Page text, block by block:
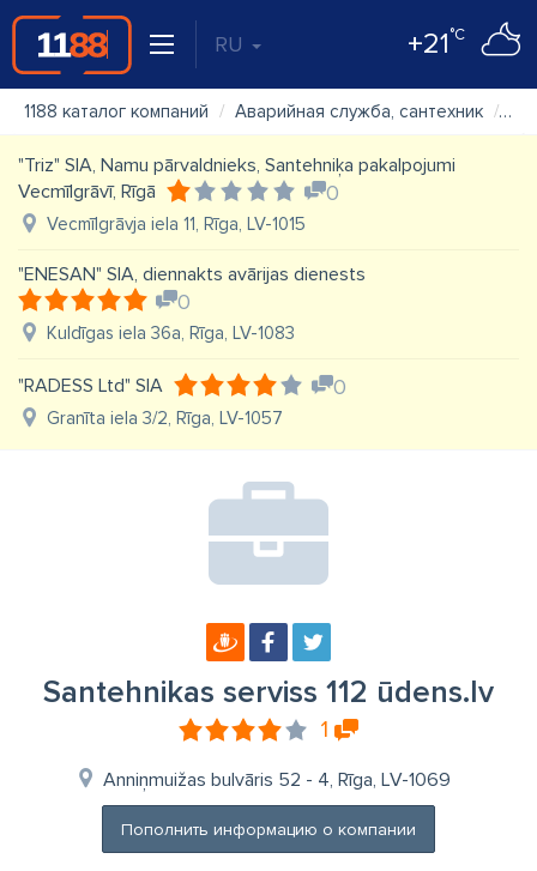
RU +21°C
1188 каталог компаний Аварийная служба, сантехник
"Triz" SIA, Namu pārvaldnieks, Santehniķa pakalpojumi
Vecmīlgrāvī, Rīgā
0
Vecmīlgrāvja iela 11, Rīga, LV-1015
"ENESAN" SIA, diennakts avārijas dienests
0
Kuldīgas iela 36a, Rīga, LV-1083
"RADESS Ltd" SIA 0
Granīta iela 3/2, Rīga, LV-1057
Santehnikas serviss 112 ūdens.lv
1
Anniņmuižas bulvāris 52 - 4, Rīga, LV-1069
Пополнить информацию о компании